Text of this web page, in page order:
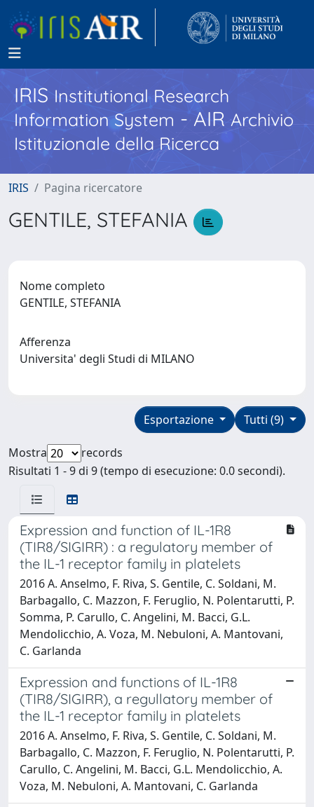
IRISInstitutional Research
Information System - AIR Archivio
Istituzionale della Ricerca
IRIS Pagina ricercatore
GENTILE, STEFANIA
Nome completo
GENTILE, STEFANIA
Afferenza
Universita' degli Studi di MILANO
Tutti (9)
Esportazione
Mostra
records
Risultati 1 - 9 di 9 (tempo di esecuzione: 0.0 secondi).
Expression and function of IL-1R8
(TIR8/SIGIRR) : a regulatory member of
the IL-1 receptor family in platelets
2016 A. Anselmo, F. Riva, S. Gentile, C. Soldani, M.
Barbagallo, C. Mazzon, F. Feruglio, N. Polentarutti, P.
Somma, P. Carullo, C. Angelini, M. Bacci, G.L.
Mendolicchio, A. Voza, M. Nebuloni, A. Mantovani,
C. Garlanda
Expression and functions of IL-1R8
(TIR8/SIGIRR), a regullatory member of
the IL-1 receptor family in platelets
2016 A. Anselmo, F. Riva, S. Gentile, C. Soldani, M.
Barbagallo, C. Mazzon, F. Feruglio, N. Polentarutti, P.
Carullo, C. Angelini, M. Bacci, G.L. Mendolicchio, A.
Voza, M. Nebuloni, A. Mantovani, C. Garlanda